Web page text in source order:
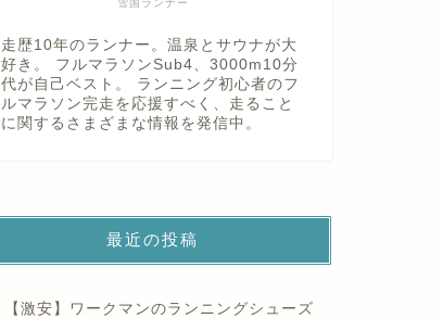
雪国ランナー
走歴10年のランナー。温泉とサウナが大
好き。 フルマラソンSub4、3000m10分
代が自己ベスト。 ランニング初心者のフ
ルマラソン完走を応援すべく、走ること
に関するさまざまな情報を発信中。
最近の投稿
【激安】ワークマンのランニングシューズ